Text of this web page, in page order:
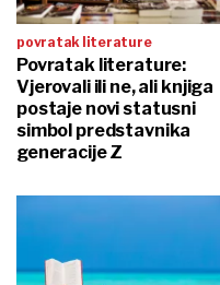
povratak literature
Povratak literature:
Vjerovali ili ne, ali knjiga
postaje novi statusni
simbol predstavnika
generacije Z